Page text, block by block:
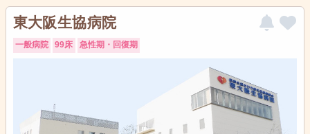
東大阪生協病院
一般病院 99床 急性期・回復期